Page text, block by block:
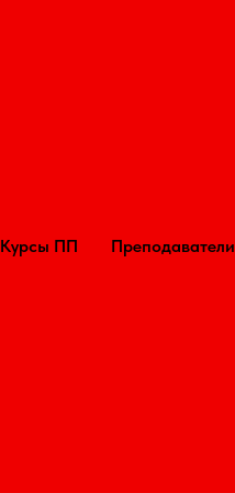
Курсы ПП Преподаватели